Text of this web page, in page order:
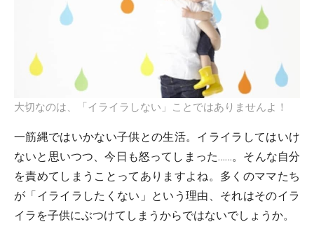
大切なのは、「イライラしない」ことではありませんよ！
一筋縄ではいかない子供との生活。イライラしてはいけ
ないと思いつつ、今日も怒ってしまった……。そんな自分
を責めてしまうことってありますよね。多くのママたち
が「イライラしたくない」という理由、それはそのイラ
イラを子供にぶつけてしまうからではないでしょうか。